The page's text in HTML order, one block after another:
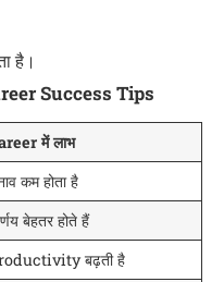
है।
Success Tips
में लाभ
कम होता है
बेहतर होते हैं
बढ़ती है